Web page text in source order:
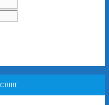
Adresse